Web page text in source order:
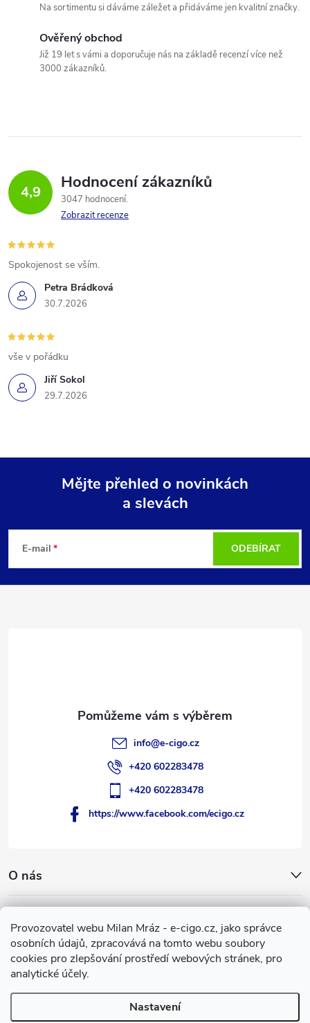
Provozovatel webu Milan Mráz - e-cigo.cz, jako správce
osobních údajů, zpracovává na tomto webu soubory
cookies pro zlepšování prostředí webových stránek, pro
analytické účely.
Nastavení
Na sortimentu si dáváme záležet a přidáváme jen kvalitní značky.
Ověřený obchod
Již 19 let s vámi a doporučuje nás na základě recenzí více než
3000 zákazníků.
4,9 Hodnocení zákazníků
3047 hodnocení
Zobrazit recenze
Petra Brádková
30.7.2026
Spokojenost se vším.
Jiří Sokol
29.7.2026
vše v pořádku
p
Mějte přehled o novinkách
a slevách
E-mail ODEBÍRAT
O nás
Facebook
info@e-cigo.cz
+420 602283478
+420 602283478
https://www.facebook.com/ecigo.cz
Copyright 2007-2026e-cigo.cz. Všechna práva vyhrazena.